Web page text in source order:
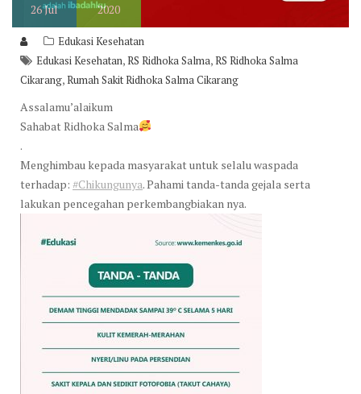
26Jul 2020
Edukasi Kesehatan
Edukasi Kesehatan,RS Ridhoka Salma,RS Ridhoka Salma
Cikarang,Rumah Sakit Ridhoka Salma Cikarang
Assalamu’alaikum
Sahabat Ridhoka Salma
.
Menghimbau kepada masyarakat untuk selalu waspada
terhadap: #Chikungunya. Pahami tanda-tanda gejala serta
lakukan pencegahan perkembangbiakan nya.